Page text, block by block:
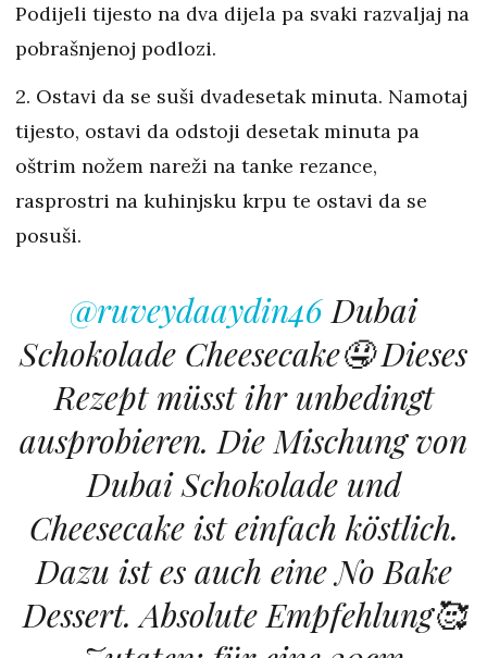
Podijeli tijesto na dva dijela pa svaki razvaljaj na
pobrašnjenoj podlozi.
2. Ostavi da se suši dvadesetak minuta. Namotaj
tijesto, ostavi da odstoji desetak minuta pa
oštrim nožem nareži na tanke rezance,
rasprostri na kuhinjsku krpu te ostavi da se
posuši.
@ruveydaaydin46Dubai
Schokolade Cheesecake🤤 Dieses
Rezept müsst ihr unbedingt
ausprobieren. Die Mischung von
Dubai Schokolade und
Cheesecake ist einfach köstlich.
Dazu ist es auch eine No Bake
Dessert. Absolute Empfehlung🥰